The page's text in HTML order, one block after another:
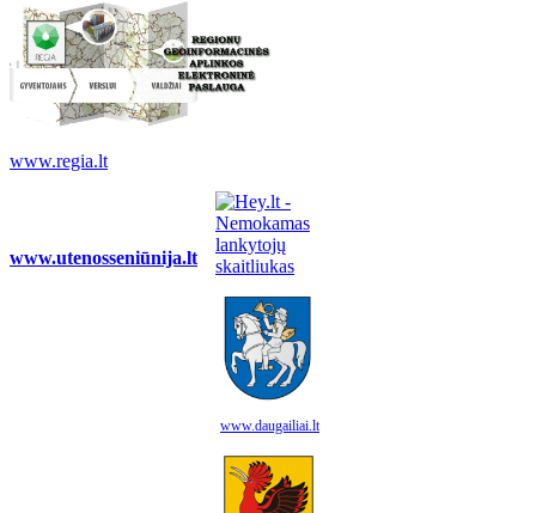
www.regia.lt
www.utenosseniūnija.lt
www.daugailiai.lt